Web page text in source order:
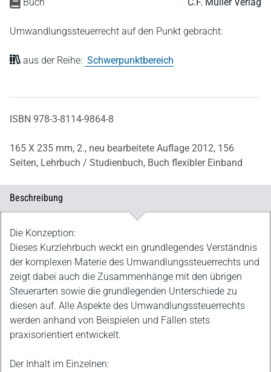
Umwandlungssteuerrecht auf den Punkt gebracht:
aus der Reihe: Schwerpunktbereich
ISBN 978-3-8114-9864-8
165 X 235 mm, 2., neu bearbeitete Auflage 2012, 156
Seiten, Lehrbuch / Studienbuch, Buch flexibler Einband
Beschreibung
Beschreibung
Die Konzeption:
Dieses Kurzlehrbuch weckt ein grundlegendes Verständnis
der komplexen Materie des Umwandlungssteuerrechts und
zeigt dabei auch die Zusammenhänge mit den übrigen
Steuerarten sowie die grundlegenden Unterschiede zu
diesen auf. Alle Aspekte des Umwandlungssteuerrechts
werden anhand von Beispielen und Fällen stets
praxisorientiert entwickelt.
Der Inhalt im Einzelnen: